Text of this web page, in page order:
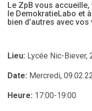
Le ZpB vous
le DemokratieLabo et
bien d’autres avec vos
Lieu: Lycée Nic-Biever,
Date: Mercredi,
Heure: 17:00-19:00